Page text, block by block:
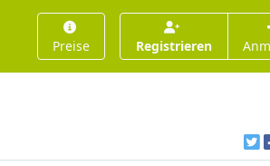
Preise Registrieren